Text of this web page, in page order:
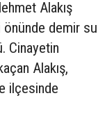
Alakış
önünde demir su
Cinayetin
Alakış,
ilçesinde